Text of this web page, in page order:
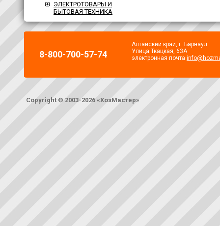
ЭЛЕКТРОТОВАРЫ И
БЫТОВАЯ ТЕХНИКА
8-800-700-57-74
Алтайский край, г. Барнаул
Улица Ткацкая, 63А
электронная почта
Copyright © 2003-2026 «ХозМастер»